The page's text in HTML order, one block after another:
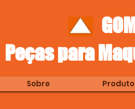
Peças para
Sobre